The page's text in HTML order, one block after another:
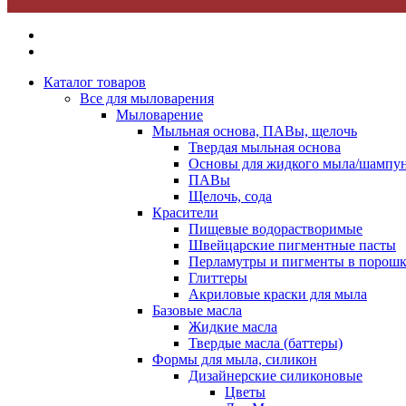
Каталог товаров
Все для мыловарения
Мыловарение
Мыльная основа, ПАВы, щелочь
Твердая мыльная основа
Основы для жидкого мыла/
ПАВы
Щелочь, сода
Красители
Пищевые водорастворимые
Швейцарские пигментные пасты
Перламутры и пигменты в
Глиттеры
Акриловые краски для мыла
Базовые масла
Жидкие масла
Твердые масла (баттеры)
Формы для мыла, силикон
Дизайнерские силиконовые
Цветы